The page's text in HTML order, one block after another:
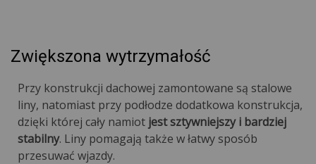
Zwiększona wytrzymałość
Przy konstrukcji dachowej zamontowane są stalowe
liny, natomiast przy podłodze dodatkowa konstrukcja,
dzięki której cały namiot jest sztywniejszy i bardziej
stabilny. Liny pomagają także w łatwy sposób
przesuwać wjazdy.